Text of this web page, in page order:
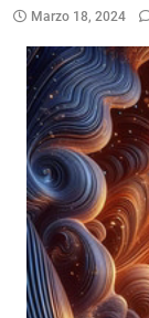
Marzo 18, 2024